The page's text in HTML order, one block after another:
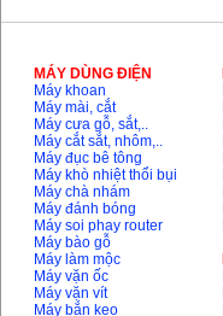
MÁY DÙNG ĐIỆN
Máy khoan
Máy mài, cắt
Máy cưa gỗ, sắt,..
Máy cắt sắt, nhôm,..
Máy đục bê tông
Máy khò nhiệt thổi bụi
Máy chà nhám
Máy đánh bóng
Máy soi phay router
Máy bào gỗ
Máy làm mộc
Máy vặn ốc
Máy vặn vít
Máy bắn keo